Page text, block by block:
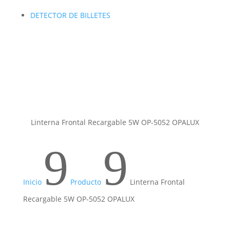
DETECTOR DE BILLETES
Linterna Frontal Recargable 5W OP-5052 OPALUX
Inicio 9 Producto 9 Linterna Frontal
Recargable 5W OP-5052 OPALUX